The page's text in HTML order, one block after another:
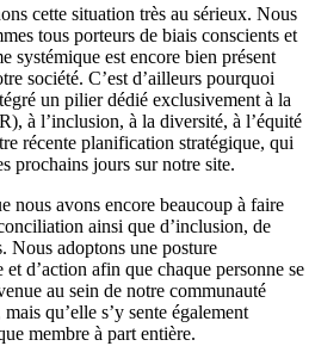
cette situation très au sérieux. Nous
tous porteurs de biais conscients et
systémique est encore bien présent
société. C’est d’ailleurs pourquoi
un pilier dédié exclusivement à la
à l’inclusion, à la diversité, à l’équité
récente planification stratégique, qui
prochains jours sur notre site.
nous avons encore beaucoup à faire
ainsi que d’inclusion, de
Nous adoptons une posture
et d’action afin que chaque personne se
au sein de notre communauté
qu’elle s’y sente également
membre à part entière.